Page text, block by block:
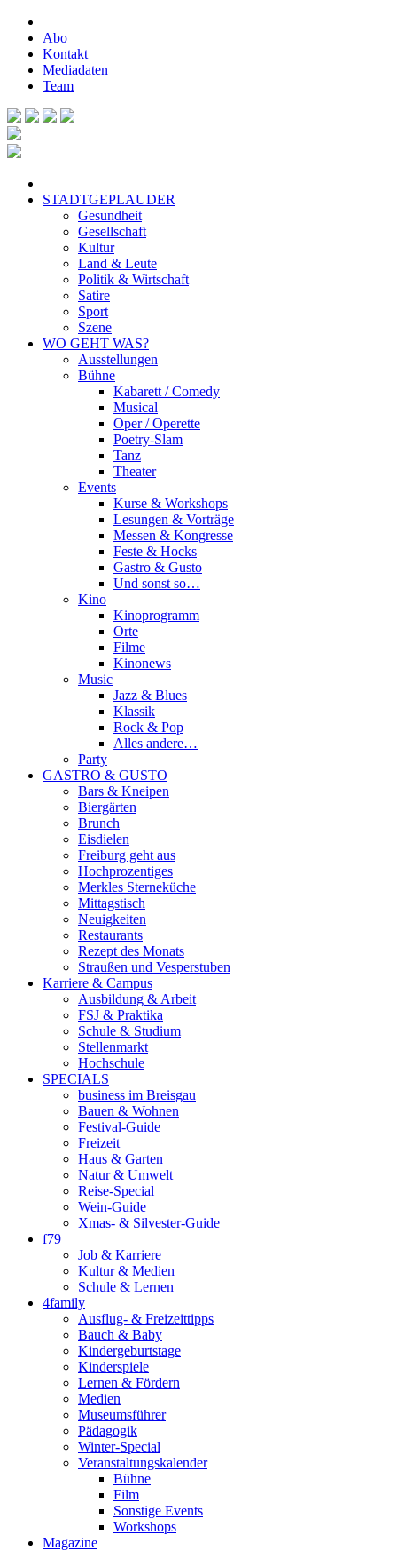
Abo
Kontakt
Mediadaten
Team
STADTGEPLAUDER
Gesundheit
Gesellschaft
Kultur
Land & Leute
Politik & Wirtschaft
Satire
Sport
Szene
WO GEHT WAS?
Ausstellungen
Bühne
Kabarett / Comedy
Musical
Oper / Operette
Poetry-Slam
Tanz
Theater
Events
Kurse & Workshops
Lesungen & Vorträge
Messen & Kongresse
Feste & Hocks
Gastro & Gusto
Und sonst so…
Kino
Kinoprogramm
Orte
Filme
Kinonews
Music
Jazz & Blues
Klassik
Rock & Pop
Alles andere…
Party
GASTRO & GUSTO
Bars & Kneipen
Biergärten
Brunch
Eisdielen
Freiburg geht aus
Hochprozentiges
Merkles Sterneküche
Mittagstisch
Neuigkeiten
Restaurants
Rezept des Monats
Straußen und Vesperstuben
Karriere & Campus
Ausbildung & Arbeit
FSJ & Praktika
Schule & Studium
Stellenmarkt
Hochschule
SPECIALS
business im Breisgau
Bauen & Wohnen
Festival-Guide
Freizeit
Haus & Garten
Natur & Umwelt
Reise-Special
Wein-Guide
Xmas- & Silvester-Guide
f79
Job & Karriere
Kultur & Medien
Schule & Lernen
4family
Ausflug- & Freizeittipps
Bauch & Baby
Kindergeburtstage
Kinderspiele
Lernen & Fördern
Medien
Museumsführer
Pädagogik
Winter-Special
Veranstaltungskalender
Bühne
Film
Sonstige Events
Workshops
Magazine